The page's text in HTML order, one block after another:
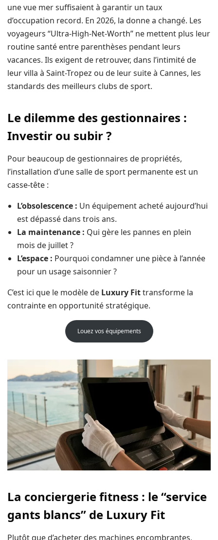
une vue mer suffisaient à garantir un taux
d’occupation record. En 2026, la donne a changé. Les
voyageurs “Ultra-High-Net-Worth” ne mettent plus leur
routine santé entre parenthèses pendant leurs
vacances. Ils exigent de retrouver, dans l’intimité de
leur villa à Saint-Tropez ou de leur suite à Cannes, les
standards des meilleurs clubs de sport.
Le dilemme des gestionnaires :
Investir ou subir ?
Pour beaucoup de gestionnaires de propriétés,
l’installation d’une salle de sport permanente est un
casse-tête :
L’obsolescence : Un équipement acheté aujourd’hui
est dépassé dans trois ans.
La maintenance : Qui gère les pannes en plein
mois de juillet ?
L’espace : Pourquoi condamner une pièce à l’année
pour un usage saisonnier ?
C’est ici que le modèle de Luxury Fittransforme la
contrainte en opportunité stratégique.
Louez vos équipements
La conciergerie fitness : le “service
gants blancs” de Luxury Fit
Plutôt que d’acheter des machines encombrantes,